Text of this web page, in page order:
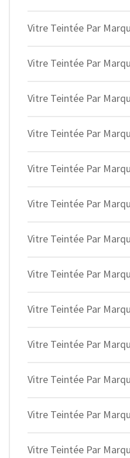
Vitre Teintée Par
Vitre Teintée Par
Vitre Teintée Par
Vitre Teintée Par
Vitre Teintée Par
Vitre Teintée Par
Vitre Teintée Par
Vitre Teintée Par
Vitre Teintée Par
Vitre Teintée Par
Vitre Teintée Par
Vitre Teintée Par
Vitre Teintée Par